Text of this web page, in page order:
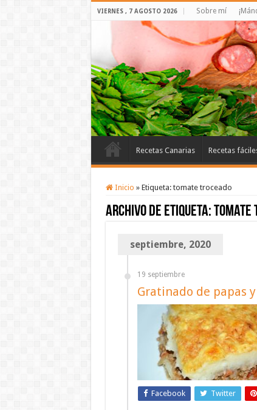
VIERNES , 7 AGOSTO 2026 Sobre mí
Recetas Canarias Recetas
Inicio » Etiqueta: tomate troceado
Archivo de etiqueta:tomate
septiembre, 2020
19 septiembre
Gratinado de papas
Facebook Twitter